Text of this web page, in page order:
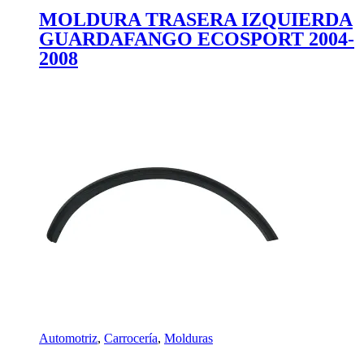
MOLDURA TRASERA IZQUIERDA
GUARDAFANGO ECOSPORT 2004-
2008
Automotriz, Carrocería, Molduras